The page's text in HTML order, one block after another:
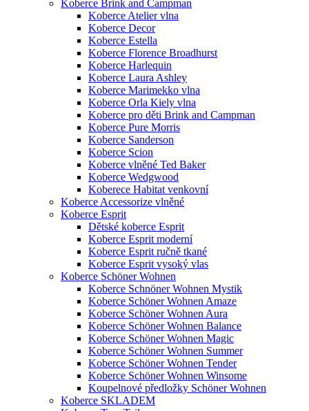
Koberce Brink and Campman
Koberce Atelier vlna
Koberce Decor
Koberce Estella
Koberce Florence Broadhurst
Koberce Harlequin
Koberce Laura Ashley
Koberce Marimekko vlna
Koberce Orla Kiely vlna
Koberce pro děti Brink and Campman
Koberce Pure Morris
Koberce Sanderson
Koberce Scion
Koberce vlněné Ted Baker
Koberce Wedgwood
Koberece Habitat venkovní
Koberce Accessorize vlněné
Koberce Esprit
Dětské koberce Esprit
Koberce Esprit moderní
Koberce Esprit ručně tkané
Koberce Esprit vysoký vlas
Koberce Schöner Wohnen
Koberce Schnöner Wohnen Mystik
Koberce Schöner Wohnen Amaze
Koberce Schöner Wohnen Aura
Koberce Schöner Wohnen Balance
Koberce Schöner Wohnen Magic
Koberce Schöner Wohnen Summer
Koberce Schöner Wohnen Tender
Koberce Schöner Wohnen Winsome
Koupelnové předložky Schöner Wohnen
Koberce SKLADEM